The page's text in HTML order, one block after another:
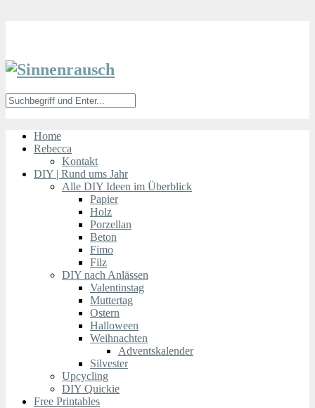
Home
Rebecca
Kontakt
DIY | Rund ums Jahr
Alle DIY Ideen im Überblick
Papier
Holz
Porzellan
Beton
Fimo
Filz
DIY nach Anlässen
Valentinstag
Muttertag
Ostern
Halloween
Weihnachten
Adventskalender
Silvester
Upcycling
DIY Quickie
Free Printables